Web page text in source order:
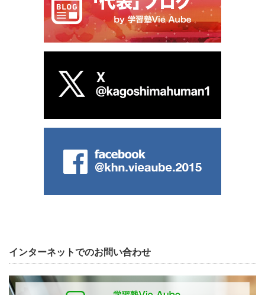
インターネットでのお問い合わせ